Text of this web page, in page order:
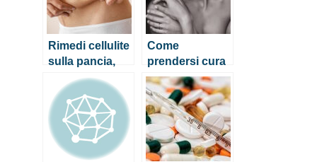
Rimedi cellulite
sulla pancia,
quali sono i più
efficaci?
Come
prendersi cura
della pelle se si
indossano
dispositivi di
protezione
individuale